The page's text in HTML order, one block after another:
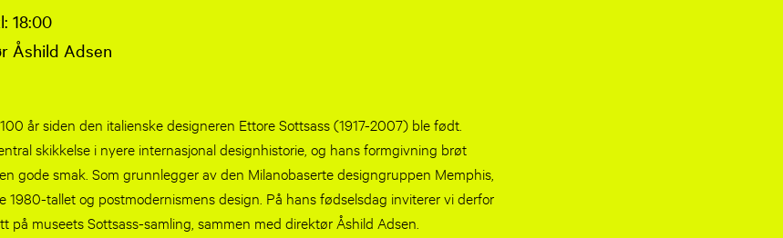
18:00
Åshild Adsen
år siden den italienske designeren Ettore Sottsass (1917-2007) ble født.
skikkelse i nyere internasjonal designhistorie, og hans formgivning brøt
gode smak. Som grunnlegger av den Milanobaserte designgruppen Memphis,
1980-tallet og postmodernismens design. På hans fødselsdag inviterer vi derfor
på museets Sottsass-samling, sammen med direktør Åshild Adsen.